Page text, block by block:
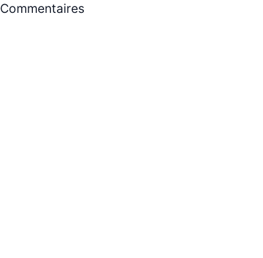
Commentaires